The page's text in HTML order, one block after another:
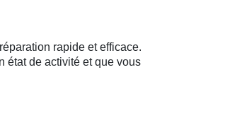
rapide et efficace.
état de activité et que vous